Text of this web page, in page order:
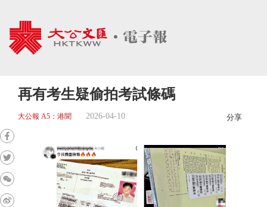
再有考生疑偷拍考試條碼
大公報 A5：港聞 2026-04-10 分享